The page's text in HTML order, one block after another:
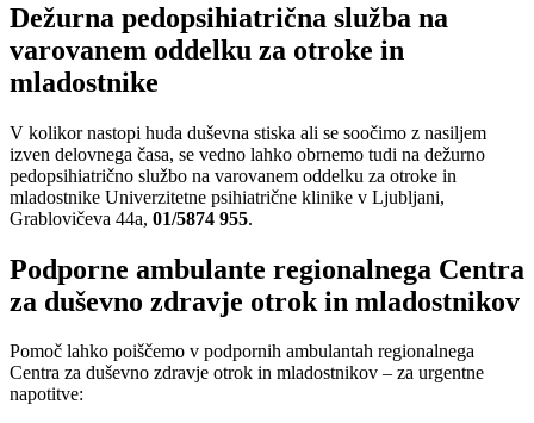
Dežurna pedopsihiatrična služba na
varovanem oddelku za otroke in
mladostnike
V kolikor nastopi huda duševna stiska ali se soočimo z nasiljem
izven delovnega časa, se vedno lahko obrnemo tudi na dežurno
pedopsihiatrično službo na varovanem oddelku za otroke in
mladostnike Univerzitetne psihiatrične klinike v Ljubljani,
Grablovičeva 44a, 01/5874 955.
Podporne ambulante regionalnega Centra
za duševno zdravje otrok in mladostnikov
Pomoč lahko poiščemo v podpornih ambulantah regionalnega
Centra za duševno zdravje otrok in mladostnikov – za urgentne
napotitve: